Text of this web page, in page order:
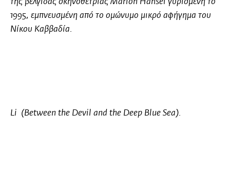
της βελγίδας σκηνοθέτριαςMarion Hänsel γυρισμένη το
1995, εμπνευσμένη από το ομώνυμο μικρό αφήγημα του
Νίκου Καββαδία.
Li (Between the Devil and the Deep Blue Sea).